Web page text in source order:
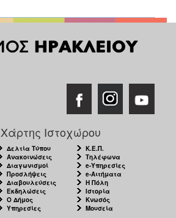
Χάρτης Ιστοχώρου
Δελτία Τύπου
Ανακοινώσεις
Διαγωνισμοί
Προσλήψεις
Διαβουλεύσεις
Εκδηλώσεις
Ο Δήμος
Υπηρεσίες
Κ.Ε.Π.
Τηλέφωνα
e-Υπηρεσίες
e-Αιτήματα
Η Πόλη
Ιστορία
Κνωσός
Μουσεία